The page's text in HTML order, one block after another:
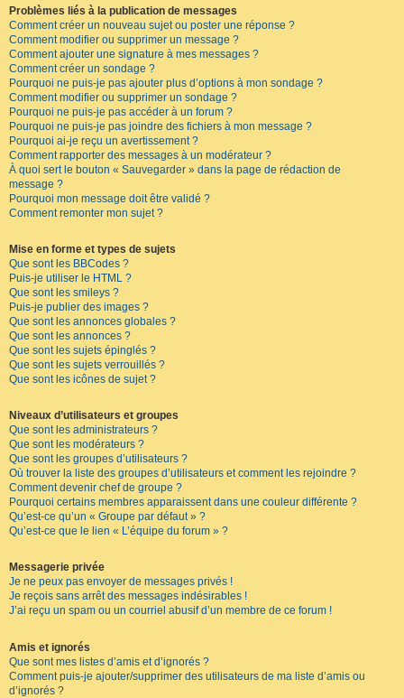
Problèmes liés à la publication de messages
Comment créer un nouveau sujet ou poster une réponse ?
Comment modifier ou supprimer un message ?
Comment ajouter une signature à mes messages ?
Comment créer un sondage ?
Pourquoi ne puis-je pas ajouter plus d’options à mon sondage ?
Comment modifier ou supprimer un sondage ?
Pourquoi ne puis-je pas accéder à un forum ?
Pourquoi ne puis-je pas joindre des fichiers à mon message ?
Pourquoi ai-je reçu un avertissement ?
Comment rapporter des messages à un modérateur ?
À quoi sert le bouton « Sauvegarder » dans la page de rédaction de
message ?
Pourquoi mon message doit être validé ?
Comment remonter mon sujet ?
Mise en forme et types de sujets
Que sont les BBCodes ?
Puis-je utiliser le HTML ?
Que sont les smileys ?
Puis-je publier des images ?
Que sont les annonces globales ?
Que sont les annonces ?
Que sont les sujets épinglés ?
Que sont les sujets verrouillés ?
Que sont les icônes de sujet ?
Niveaux d’utilisateurs et groupes
Que sont les administrateurs ?
Que sont les modérateurs ?
Que sont les groupes d’utilisateurs ?
Où trouver la liste des groupes d’utilisateurs et comment les rejoindre ?
Comment devenir chef de groupe ?
Pourquoi certains membres apparaissent dans une couleur différente ?
Qu’est-ce qu’un « Groupe par défaut » ?
Qu’est-ce que le lien « L’équipe du forum » ?
Messagerie privée
Je ne peux pas envoyer de messages privés !
Je reçois sans arrêt des messages indésirables !
J’ai reçu un spam ou un courriel abusif d’un membre de ce forum !
Amis et ignorés
Que sont mes listes d’amis et d’ignorés ?
Comment puis-je ajouter/supprimer des utilisateurs de ma liste d’amis ou
d’ignorés ?